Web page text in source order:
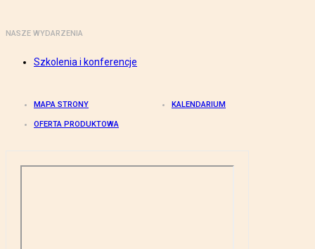
NASZE WYDARZENIA
Szkolenia i konferencje
MAPA STRONY KALENDARIUM
OFERTA PRODUKTOWA